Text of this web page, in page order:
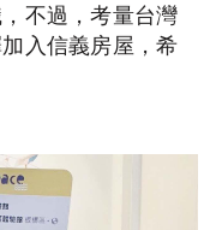
不過，考量台灣
入信義房屋，希